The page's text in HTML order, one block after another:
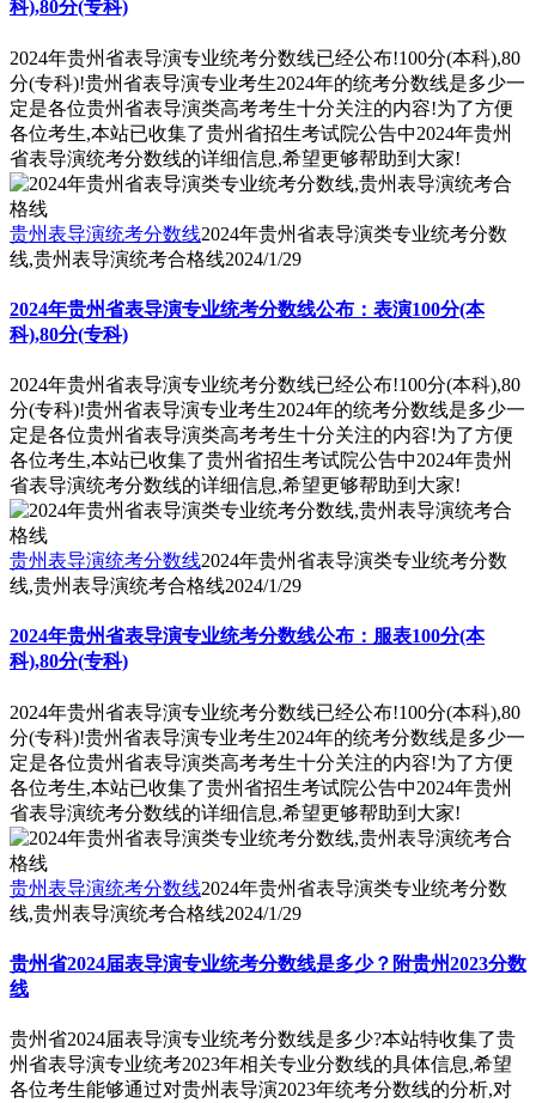
科),80分(专科)
2024年贵州省表导演专业统考分数线已经公布!100分(本科),80
分(专科)!贵州省表导演专业考生2024年的统考分数线是多少一
定是各位贵州省表导演类高考考生十分关注的内容!为了方便
各位考生,本站已收集了贵州省招生考试院公告中2024年贵州
省表导演统考分数线的详细信息,希望更够帮助到大家!
贵州表导演统考分数线2024年贵州省表导演类专业统考分数
线,贵州表导演统考合格线2024/1/29
2024年贵州省表导演专业统考分数线公布：表演100分(本
科),80分(专科)
2024年贵州省表导演专业统考分数线已经公布!100分(本科),80
分(专科)!贵州省表导演专业考生2024年的统考分数线是多少一
定是各位贵州省表导演类高考考生十分关注的内容!为了方便
各位考生,本站已收集了贵州省招生考试院公告中2024年贵州
省表导演统考分数线的详细信息,希望更够帮助到大家!
贵州表导演统考分数线2024年贵州省表导演类专业统考分数
线,贵州表导演统考合格线2024/1/29
2024年贵州省表导演专业统考分数线公布：服表100分(本
科),80分(专科)
2024年贵州省表导演专业统考分数线已经公布!100分(本科),80
分(专科)!贵州省表导演专业考生2024年的统考分数线是多少一
定是各位贵州省表导演类高考考生十分关注的内容!为了方便
各位考生,本站已收集了贵州省招生考试院公告中2024年贵州
省表导演统考分数线的详细信息,希望更够帮助到大家!
贵州表导演统考分数线2024年贵州省表导演类专业统考分数
线,贵州表导演统考合格线2024/1/29
贵州省2024届表导演专业统考分数线是多少？附贵州2023分数
线
贵州省2024届表导演专业统考分数线是多少?本站特收集了贵
州省表导演专业统考2023年相关专业分数线的具体信息,希望
各位考生能够通过对贵州表导演2023年统考分数线的分析,对